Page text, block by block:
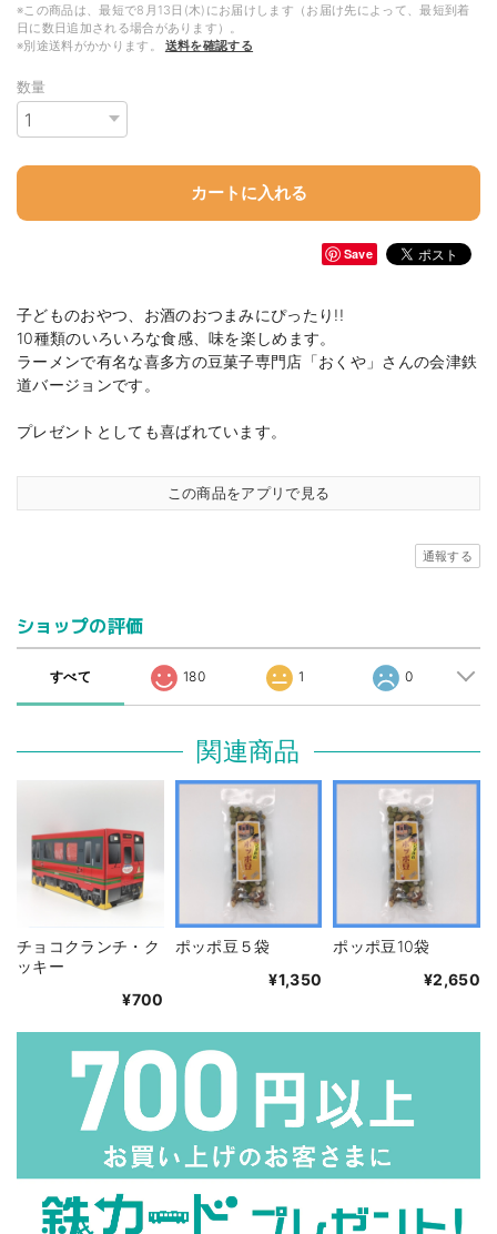
※この商品は、最短で8月13日(木)にお届けします（お届け先によって、最短到着
日に数日追加される場合があります）。
※別途送料がかかります。
送料を確認する
数量
カートに入れる
Save
子どものおやつ、お酒のおつまみにぴったり!!
10種類のいろいろな食感、味を楽しめます。
ラーメンで有名な喜多方の豆菓子専門店「おくや」さんの会津鉄
道バージョンです。
プレゼントとしても喜ばれています。
この商品をアプリで見る
通報する
ショップの評価
すべて 180 1 0
関連商品
チョコクランチ・ク
ッキー
¥700
ポッポ豆５袋
¥1,350
ポッポ豆10袋
¥2,650